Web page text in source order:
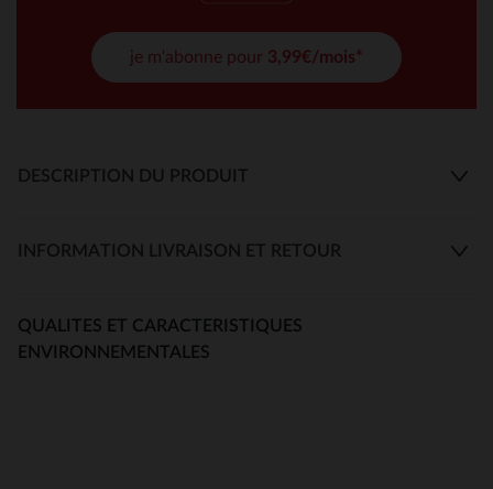
je m'abonne pour 3,99€/mois*
DESCRIPTION DU PRODUIT
INFORMATION LIVRAISON ET RETOUR
QUALITES ET CARACTERISTIQUES
ENVIRONNEMENTALES